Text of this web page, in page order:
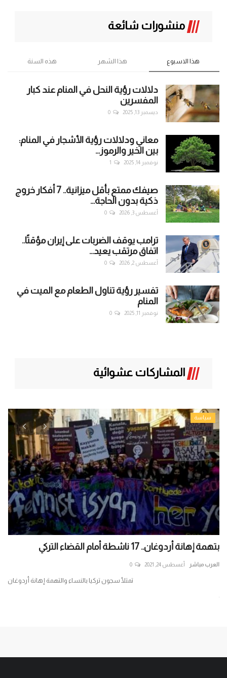
منشورات شائعة
هذا الاسبوع هذا الشهر هذه السنة
دلالات رؤية النحل في المنام عند كبار
المفسرين
ديسمبر 13, 2025 0
معاني ودلالات رؤية الأشجار في المنام:
بين الخير والرموز...
نوفمبر 14, 2025 1
صيفك ممتع بأقل ميزانية.. 7 أفكار خروج
ذكية بدون الحاجة...
أغسطس 3, 2026 0
ترامب يوقف الضربات على إيران مؤقتًا..
اتفاق مرتقب يعيد...
أغسطس 2, 2026 0
تفسير رؤية تناول الطعام مع الميت في
المنام
نوفمبر 11, 2025 0
المشاركات عشوائية
سياسة
بتهمة إهانة أردوغان.. 17 ناشطة أمام القضاء التركي
العرب مباشر أغسطس 24, 2021 0
تمتلأ سجون تركيا بالنساء والتهمة إهانة أردوغان